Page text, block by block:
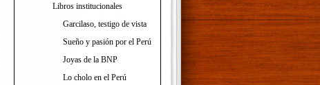
Libros institucionales
Garcilaso, testigo de vista
Sueño y pasión por el Perú
Joyas de la BNP
Lo cholo en el Perú